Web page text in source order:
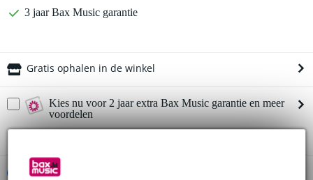
3 jaar Bax Music garantie
Gratis ophalen in de winkel
Kies nu voor 2 jaar extra Bax Music garantie en meer
voordelen
€ 26,45 eenmalig
Huur dit product